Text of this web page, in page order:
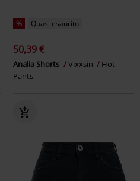
% Quasi esaurito
50,39 €
Analia Shorts Vixxsin
Hot
Pants